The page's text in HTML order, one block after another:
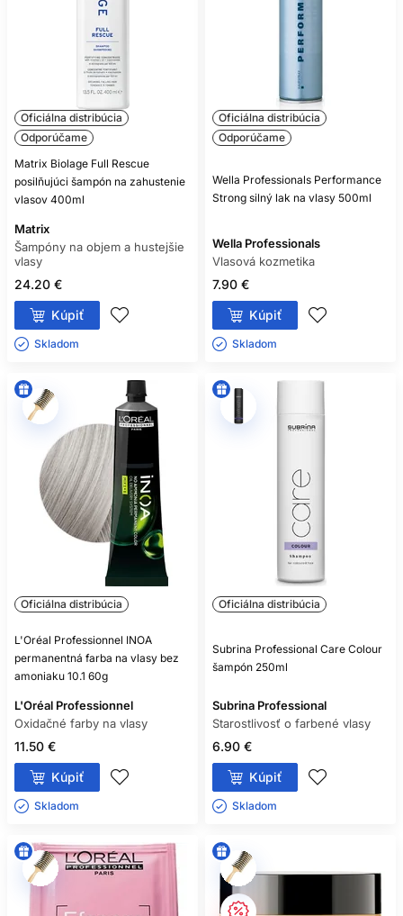
Oficiálna distribúcia
Odporúčame
Matrix Biolage Full Rescue
posilňujúci šampón na zahustenie
vlasov 400ml
Matrix
Šampóny na objem a hustejšie
vlasy
24.20 €
Kúpiť
Skladom ㅤ
Oficiálna distribúcia
Odporúčame
Wella Professionals Performance
Strong silný lak na vlasy 500ml
Wella Professionals
Vlasová kozmetika
7.90 €
Kúpiť
Skladom ㅤ
Oficiálna distribúcia
L'Oréal Professionnel INOA
permanentná farba na vlasy bez
amoniaku 10.1 60g
L'Oréal Professionnel
Oxidačné farby na vlasy
11.50 €
Kúpiť
Skladom ㅤ
Oficiálna distribúcia
Subrina Professional Care Colour
šampón 250ml
Subrina Professional
Starostlivosť o farbené vlasy
6.90 €
Kúpiť
Skladom ㅤ